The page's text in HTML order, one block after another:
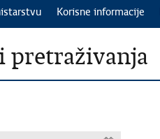
Korisne informacije
pretraživanja